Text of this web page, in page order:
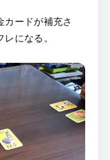
ードが補充さ
になる。